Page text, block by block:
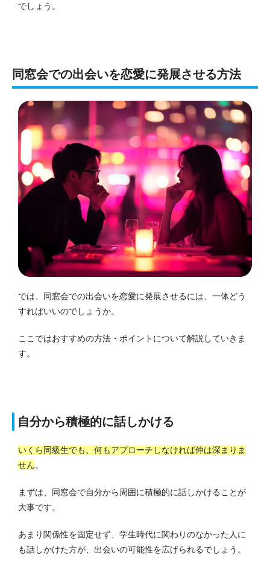
でしょう。
同窓会での出会いを恋愛に発展させる方法
では、同窓会での出会いを恋愛に発展させるには、一体どう
すればいいのでしょうか。
ここではおすすめの方法・ポイントについて解説していきま
す。
自分から積極的に話しかける
いくら同級生でも、何もアプローチしなければ仲は深まりま
せん。
まずは、同窓会で自分から周囲に積極的に話しかけることが
大事です。
あまり関係性を固定せず、学生時代に関わりのなかった人に
も話しかけた方が、出会いの可能性を広げられるでしょう。